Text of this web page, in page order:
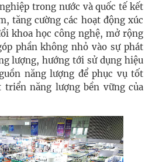
trong nước và quốc tế kết
tăng cường các hoạt động xúc
khoa học công nghệ, mở rộng
phần không nhỏ vào sự phát
lượng, hướng tới sử dụng hiệu
năng lượng để phục vụ tốt
năng lượng bền vững của